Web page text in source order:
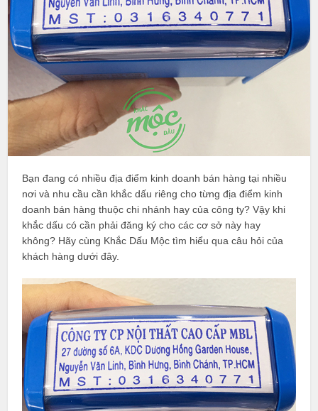
Bạn đang có nhiều địa điểm kinh doanh bán hàng tại nhiều
nơi và nhu cầu cần khắc dấu riêng cho từng địa điểm kinh
doanh bán hàng thuộc chi nhánh hay của công ty? Vậy khi
khắc dấu có cần phải đăng ký cho các cơ sở này hay
không? Hãy cùng Khắc Dấu Mộc tìm hiểu qua câu hỏi của
khách hàng dưới đây.